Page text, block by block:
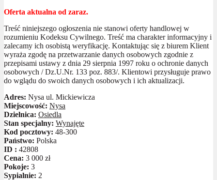
Oferta aktualna od zaraz.
Treść niniejszego ogłoszenia nie stanowi oferty handlowej w
rozumieniu Kodeksu Cywilnego. Treść ma charakter informacyjny i
zalecamy ich osobistą weryfikację. Kontaktując się z biurem Klient
wyraża zgodę na przetwarzanie danych osobowych zgodnie z
przepisami ustawy z dnia 29 sierpnia 1997 roku o ochronie danych
osobowych / Dz.U.Nr. 133 poz. 883/. Klientowi przysługuje prawo
do wglądu do swoich danych osobowych i ich aktualizacji.
Adres: Nysa ul. Mickiewicza
Miejscowość: Nysa
Dzielnica: Osiedla
Stan specjalny: Wynajęte
Kod pocztowy: 48-300
Państwo: Polska
ID : 42808
Cena: 3 000 zł
Pokoje: 3
Sypialnie: 2